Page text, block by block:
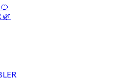
🌿